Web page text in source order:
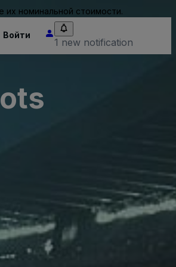
номинальной стоимости.
Войти
1 new notification